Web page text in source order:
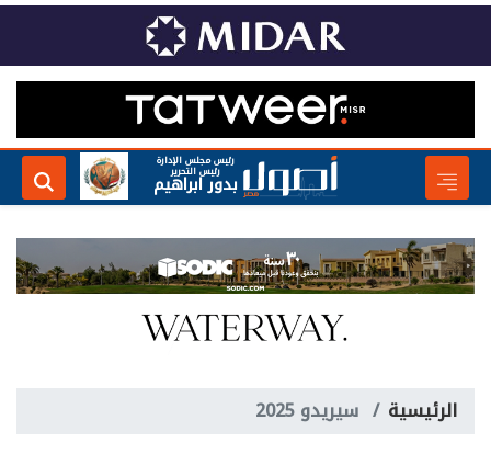
رئيس مجلس الإدارة
رئيس التحرير
بدور ابراهيم
الرئيسية سيريدو 2025